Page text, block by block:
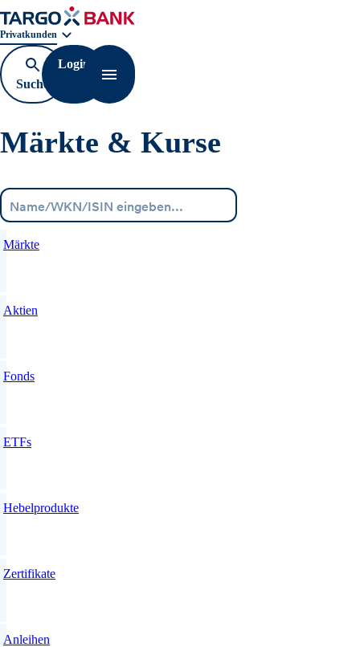
Geschäftsbereichnavigation. Aktuelle Auswahl:
Privatkunden
Suche
öffnen
Login
Navigation öffnen
Märkte & Kurse
Märkte
Aktien
Fonds
ETFs
Hebelprodukte
Zertifikate
Anleihen